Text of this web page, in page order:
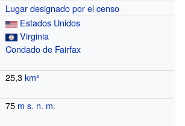
Lugar designado por el censo
Estados Unidos
Virginia
Condado de Fairfax
25,3km²
75 m s. n. m.